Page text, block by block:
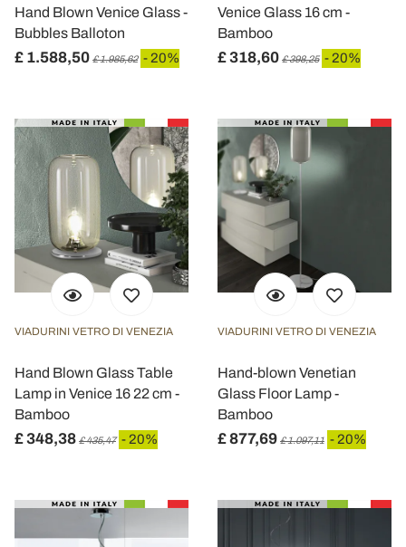
Hand Blown Venice Glass -
Bubbles Balloton
£ 1.588,50 £ 1.985,62 - 20%
Venice Glass 16 cm -
Bamboo
£ 318,60 £ 398,25 - 20%
VIADURINI VETRO DI VENEZIA
Hand Blown Glass Table
Lamp in Venice 16 22 cm -
Bamboo
£ 348,38 £ 435,47 - 20%
VIADURINI VETRO DI VENEZIA
Hand-blown Venetian
Glass Floor Lamp -
Bamboo
£ 877,69 £ 1.097,11 - 20%